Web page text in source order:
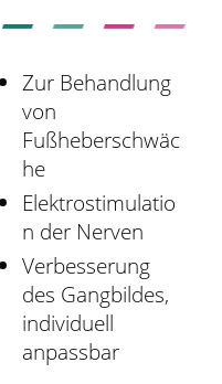
Zur Behandlung
von
Fußheberschwäc
he
Elektrostimulatio
n der Nerven
Verbesserung
des Gangbildes,
individuell
anpassbar